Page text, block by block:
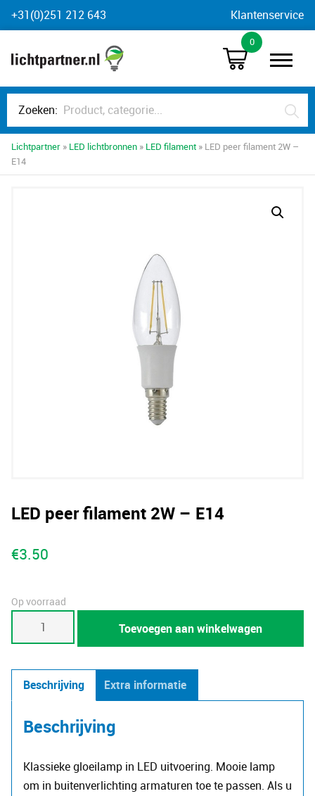
Skip
to
+31(0)251 212 643 Klantenservice
0
Zoeken:
Lichtpartner » LED lichtbronnen » LED filament » LED peer filament 2W –
E14
LED peer filament 2W – E14
€3.50
Op voorraad
aantal
Toevoegen aan winkelwagen
Beschrijving Extra informatie
Beschrijving
Klassieke gloeilamp in LED uitvoering. Mooie lamp
om in buitenverlichting armaturen toe te passen. Als u